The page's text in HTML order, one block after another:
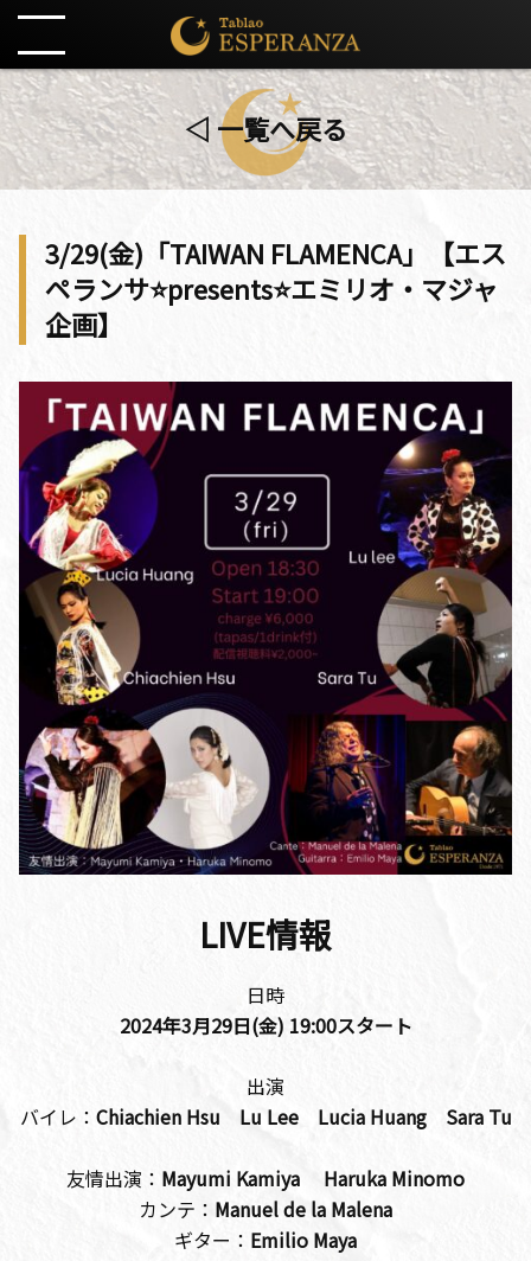
◁ 一覧へ戻る
3/29(金)「TAIWAN FLAMENCA」【エス
ペランサ⭐️presents⭐️エミリオ・マジャ
企画】
LIVE情報
日時
2024年3月29日(金) 19:00スタート
出演
バイレ： Chiachien Hsu Lu Lee Lucia Huang Sara Tu
友情出演： Mayumi Kamiya Haruka Minomo
カンテ： Manuel de la Malena
ギター： Emilio Maya